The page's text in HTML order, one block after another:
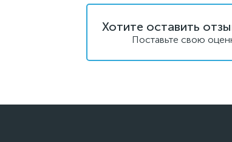
Хотите оставить
Поставьте свою